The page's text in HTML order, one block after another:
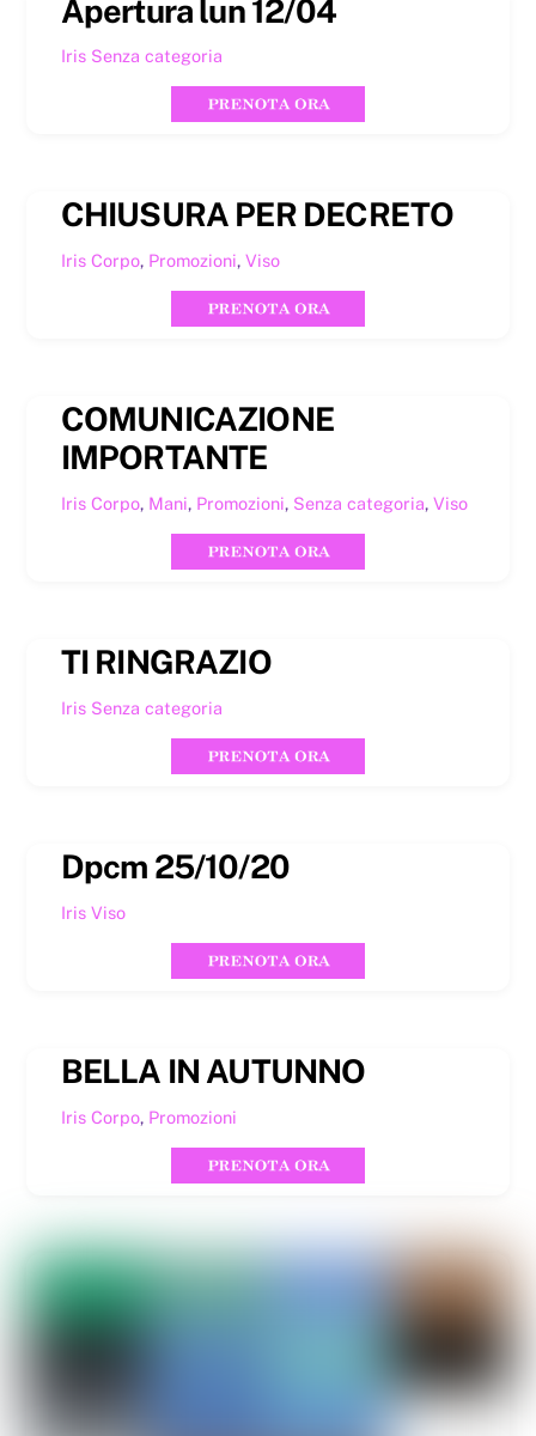
Apertura lun 12/04
Iris Senza categoria
CHIUSURA PER DECRETO
Iris Corpo, Promozioni, Viso
COMUNICAZIONE
IMPORTANTE
Iris Corpo, Mani, Promozioni, Senza categoria, Viso
TI RINGRAZIO
Iris Senza categoria
Dpcm 25/10/20
Iris Viso
BELLA IN AUTUNNO
Iris Corpo, Promozioni